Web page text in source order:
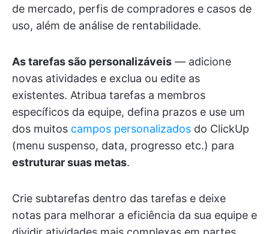
de mercado, perfis de compradores e casos de
uso, além de análise de rentabilidade.
As tarefas são personalizáveis — adicione
novas atividades e exclua ou edite as
existentes. Atribua tarefas a membros
específicos da equipe, defina prazos e use um
dos muitos campos personalizados do ClickUp
(menu suspenso, data, progresso etc.) para
estruturar suas metas.
Crie subtarefas dentro das tarefas e deixe
notas para melhorar a eficiência da sua equipe e